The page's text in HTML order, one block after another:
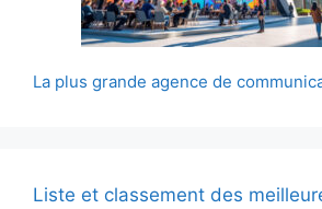
La plus grande agence de
Liste et classement des